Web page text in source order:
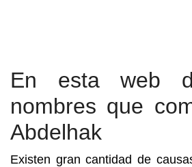
En esta web
nombres que
Abdelhak
Existen gran cantidad de